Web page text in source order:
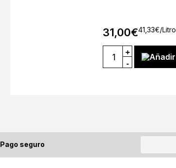
31,00€41,33€/Litro
+
-
Añadir
Pago seguro